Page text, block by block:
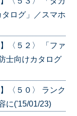
ログ」／スマホ
〈５２〉 「ファ
士向けカタログ
〈５０〉 ランク
に('15/01/23)